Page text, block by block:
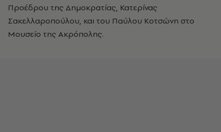
Προέδρου της Δημοκρατίας, Κατερίνας
Σακελλαροπούλου, και του Παύλου Κοτσώνη στο
Μουσείο της Ακρόπολης.